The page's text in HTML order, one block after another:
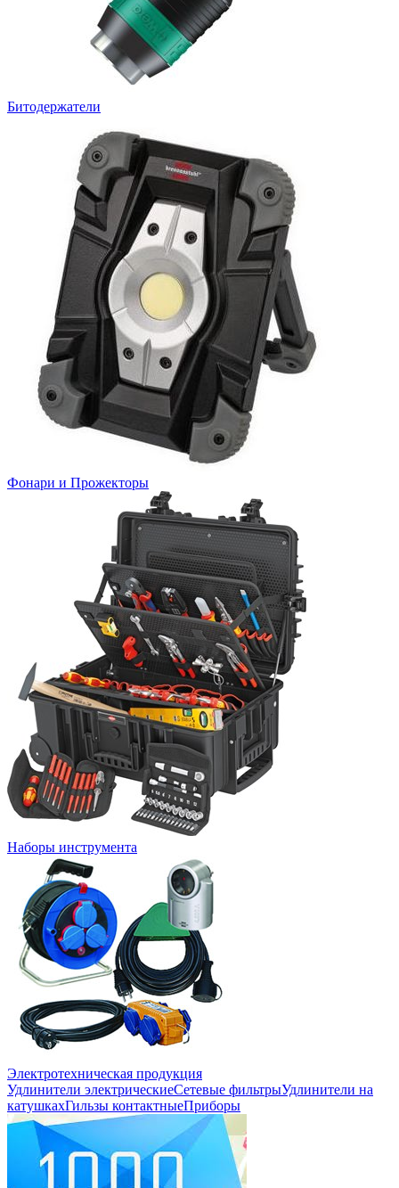
Битодержатели
Фонари и Прожекторы
Наборы инструмента
Электротехническая продукция
Удлинители электрическиеСетевые фильтрыУдлинители на
катушкахГильзы контактныеПриборы